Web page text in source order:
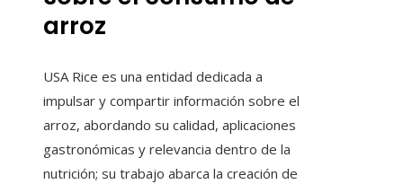
arroz
USA Rice es una entidad dedicada a
impulsar y compartir información sobre el
arroz, abordando su calidad, aplicaciones
gastronómicas y relevancia dentro de la
nutrición; su trabajo abarca la creación de